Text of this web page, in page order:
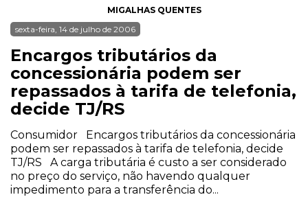
MIGALHAS QUENTES
sexta-feira, 14 de julho de 2006
Encargos tributários da
concessionária podem ser
repassados à tarifa de telefonia,
decide TJ/RS
Consumidor Encargos tributários da concessionária
podem ser repassados à tarifa de telefonia, decide
TJ/RS A carga tributária é custo a ser considerado
no preço do serviço, não havendo qualquer
impedimento para a transferência do...